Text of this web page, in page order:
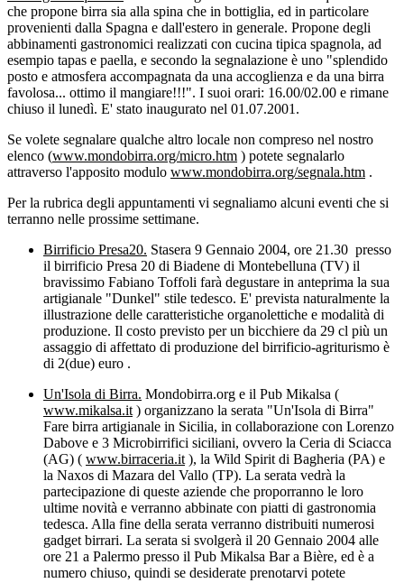
che propone birra sia alla spina che in bottiglia, ed in particolare
provenienti dalla Spagna e dall'estero in generale. Propone degli
abbinamenti gastronomici realizzati con cucina tipica spagnola, ad
esempio tapas e paella, e secondo la segnalazione è uno "splendido
posto e atmosfera accompagnata da una accoglienza e da una birra
favolosa... ottimo il mangiare!!!". I suoi orari: 16.00/02.00 e rimane
chiuso il lunedì. E' stato inaugurato nel 01.07.2001.
Se volete segnalare qualche altro locale non compreso nel nostro
elenco (www.mondobirra.org/micro.htm ) potete segnalarlo
attraverso l'apposito modulo www.mondobirra.org/segnala.htm .
Per la rubrica degli appuntamenti vi segnaliamo alcuni eventi che si
terranno nelle prossime settimane.
Birrificio Presa20. Stasera 9 Gennaio 2004, ore 21.30 presso
il birrificio Presa 20 di Biadene di Montebelluna (TV) il
bravissimo Fabiano Toffoli farà degustare in anteprima la sua
artigianale "Dunkel" stile tedesco. E' prevista naturalmente la
illustrazione delle caratteristiche organolettiche e modalità di
produzione. Il costo previsto per un bicchiere da 29 cl più un
assaggio di affettato di produzione del birrificio-agriturismo è
di 2(due) euro .
Un'Isola di Birra. Mondobirra.org e il Pub Mikalsa (
www.mikalsa.it ) organizzano la serata "Un'Isola di Birra"
Fare birra artigianale in Sicilia, in collaborazione con Lorenzo
Dabove e 3 Microbirrifici siciliani, ovvero la Ceria di Sciacca
(AG) ( www.birraceria.it ), la Wild Spirit di Bagheria (PA) e
la Naxos di Mazara del Vallo (TP). La serata vedrà la
partecipazione di queste aziende che proporranno le loro
ultime novità e verranno abbinate con piatti di gastronomia
tedesca. Alla fine della serata verranno distribuiti numerosi
gadget birrari. La serata si svolgerà il 20 Gennaio 2004 alle
ore 21 a Palermo presso il Pub Mikalsa Bar a Bière, ed è a
numero chiuso, quindi se desiderate prenotarvi potete